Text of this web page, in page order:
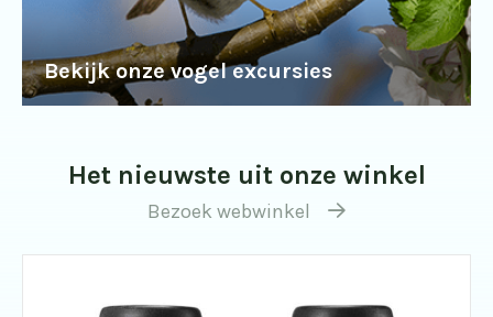
Bekijk onze vogel excursies
Het nieuwste uit onze winkel
Bezoek webwinkel